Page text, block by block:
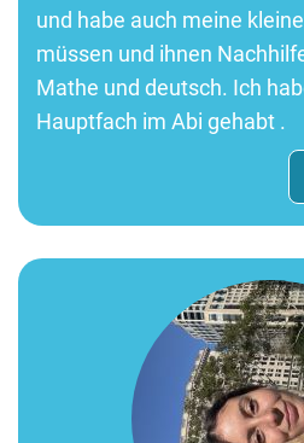
und habe auch meine
müssen und ihnen
Mathe und deutsch. Ich
Hauptfach im Abi gehabt .